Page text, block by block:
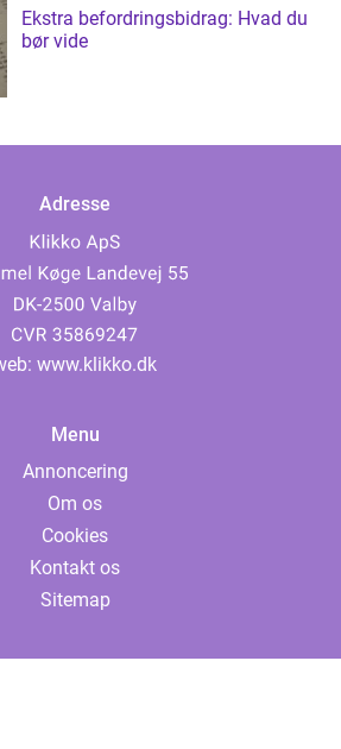
Ekstra befordringsbidrag: Hvad du
bør vide
Adresse
www.klikko.dk
Menu
Annoncering
Om os
Cookies
Kontakt os
Sitemap